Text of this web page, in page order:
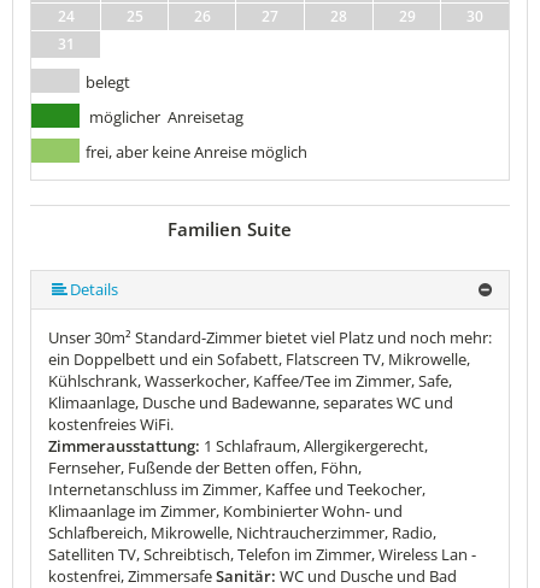
24
25 26 27 28 29
30
31
belegt
möglicher Anreisetag
frei, aber keine Anreise möglich
Familien Suite
Details
Unser 30m² Standard-Zimmer bietet viel Platz und noch mehr:
ein Doppelbett und ein Sofabett, Flatscreen TV, Mikrowelle,
Kühlschrank, Wasserkocher, Kaffee/Tee im Zimmer, Safe,
Klimaanlage, Dusche und Badewanne, separates WC und
kostenfreies WiFi.
Zimmerausstattung: 1 Schlafraum, Allergikergerecht,
Fernseher, Fußende der Betten offen, Föhn,
Internetanschluss im Zimmer, Kaffee und Teekocher,
Klimaanlage im Zimmer, Kombinierter Wohn- und
Schlafbereich, Mikrowelle, Nichtraucherzimmer, Radio,
Satelliten TV, Schreibtisch, Telefon im Zimmer, Wireless Lan -
kostenfrei, ZimmersafeSanitär: WC und Dusche und Bad